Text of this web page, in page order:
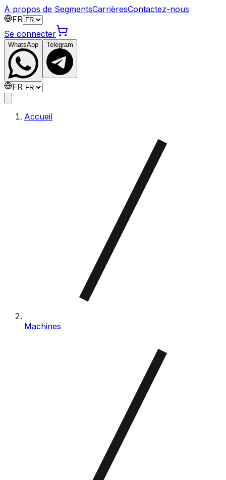
À propos de SegmentsCarrièresContactez-nous
FR
Se connecter
WhatsApp Telegram
FR
Accueil
Machines